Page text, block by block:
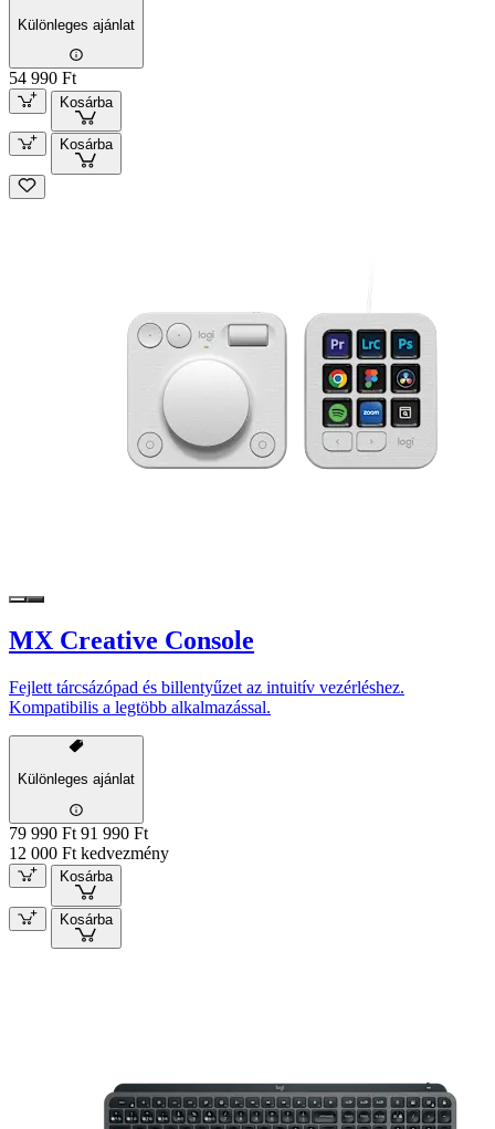
Különleges ajánlat
54 990 Ft
Kosárba
Kosárba
MX Creative Console
Fejlett tárcsázópad és billentyűzet az intuitív vezérléshez.
Kompatibilis a legtöbb alkalmazással.
Különleges ajánlat
79 990 Ft 91 990 Ft
12 000 Ft kedvezmény
Kosárba
Kosárba